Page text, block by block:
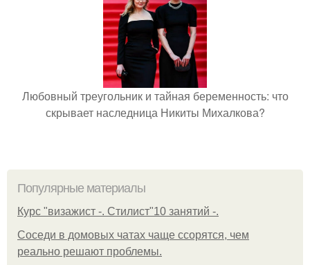
Любовный треугольник и тайная беременность: что
скрывает наследница Никиты Михалкова?
Популярные материалы
Курс "визажист -. Стилист"10 занятий -.
Соседи в домовых чатах чаще ссорятся, чем
реально решают проблемы.